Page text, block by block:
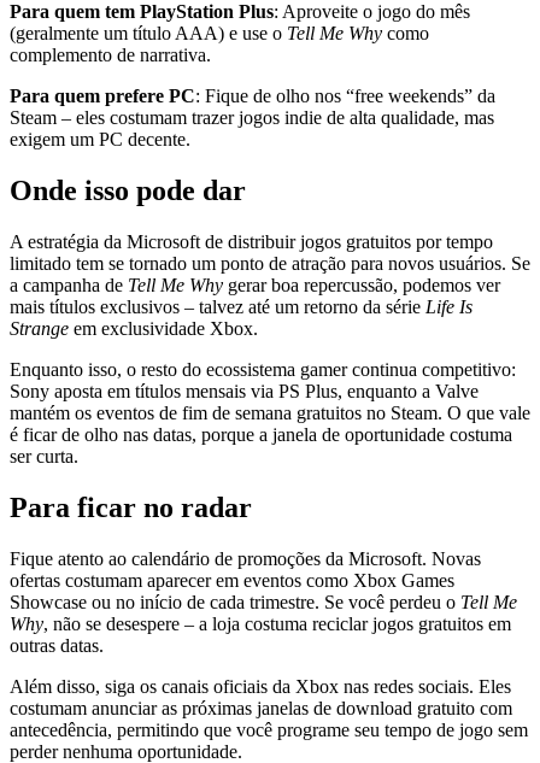
Para quem tem PlayStation Plus: Aproveite o jogo do mês
(geralmente um título AAA) e use o Tell Me Why como
complemento de narrativa.
Para quem prefere PC: Fique de olho nos “free weekends” da
Steam – eles costumam trazer jogos indie de alta qualidade, mas
exigem um PC decente.
Onde isso pode dar
A estratégia da Microsoft de distribuir jogos gratuitos por tempo
limitado tem se tornado um ponto de atração para novos usuários. Se
a campanha de Tell Me Why gerar boa repercussão, podemos ver
mais títulos exclusivos – talvez até um retorno da série Life Is
Strange em exclusividade Xbox.
Enquanto isso, o resto do ecossistema gamer continua competitivo:
Sony aposta em títulos mensais via PS Plus, enquanto a Valve
mantém os eventos de fim de semana gratuitos no Steam. O que vale
é ficar de olho nas datas, porque a janela de oportunidade costuma
ser curta.
Para ficar no radar
Fique atento ao calendário de promoções da Microsoft. Novas
ofertas costumam aparecer em eventos como Xbox Games
Showcase ou no início de cada trimestre. Se você perdeu o Tell Me
Why, não se desespere – a loja costuma reciclar jogos gratuitos em
outras datas.
Além disso, siga os canais oficiais da Xbox nas redes sociais. Eles
costumam anunciar as próximas janelas de download gratuito com
antecedência, permitindo que você programe seu tempo de jogo sem
perder nenhuma oportunidade.